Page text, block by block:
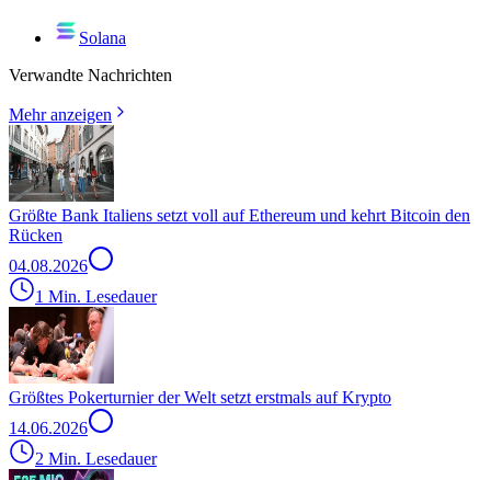
Solana
Verwandte Nachrichten
Mehr anzeigen
Größte Bank Italiens setzt voll auf Ethereum und kehrt Bitcoin den
Rücken
04.08.2026
1 Min. Lesedauer
Größtes Pokerturnier der Welt setzt erstmals auf Krypto
14.06.2026
2 Min. Lesedauer